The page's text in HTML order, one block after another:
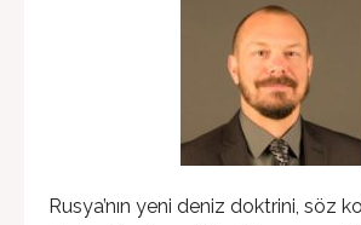
Rusya’nın yeni deniz doktrini, söz